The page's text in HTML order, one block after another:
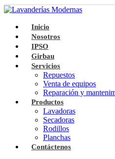
Inicio
Nosotros
IPSO
Girbau
Servicios
Repuestos
Venta de equipos
Reparación y
Productos
Lavadoras
Secadoras
Rodillos
Planchas
Contáctenos